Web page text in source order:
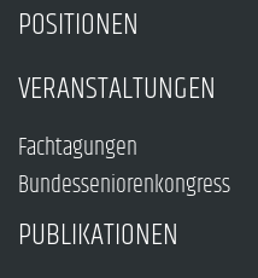
POSITIONEN
VERANSTALTUNGEN
Fachtagungen
Bundesseniorenkongress
PUBLIKATIONEN